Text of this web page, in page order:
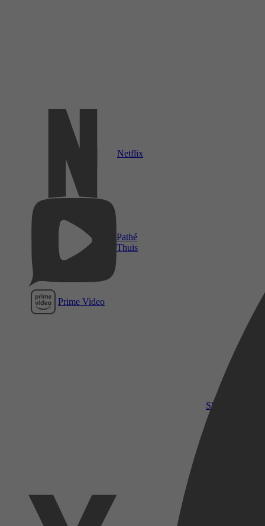
Netflix
Pathé
Thuis
Prime Video
SkyShowtime